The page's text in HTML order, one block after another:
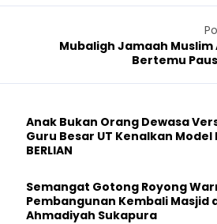
Mubaligh Jamaah
Bertemu
Anak Bukan Orang Dewasa
Guru Besar UT Kenalkan
BERLIAN
Semangat Gotong Royong
Pembangunan Kembali Masjid
Ahmadiyah Sukapura